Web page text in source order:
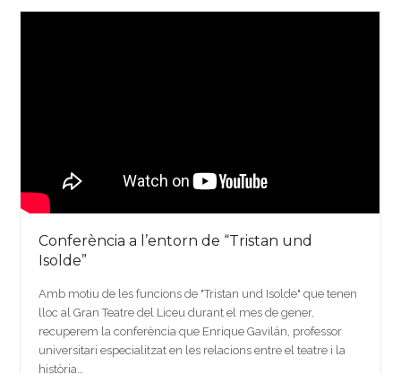
Conferència a l’entorn de “Tristan und
Isolde”
Amb motiu de les funcions de "Tristan und Isolde" que tenen
lloc al Gran Teatre del Liceu durant el mes de gener,
recuperem la conferència que Enrique Gavilán, professor
universitari especialitzat en les relacions entre el teatre i la
història…